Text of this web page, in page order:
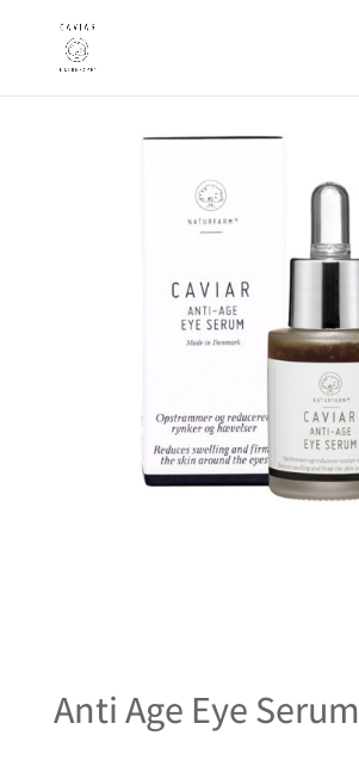
Anti Age Eye Serum